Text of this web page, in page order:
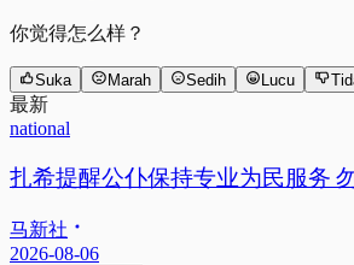
你觉得怎么样？
Suka Marah Sedih Lucu
最新
national
扎希提醒公仆保持专业为民服务
马新社
2026-08-06